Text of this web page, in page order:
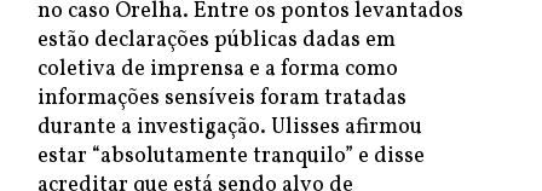
no caso Orelha. Entre os pontos levantados
estão declarações públicas dadas em
coletiva de imprensa e a forma como
informações sensíveis foram tratadas
durante a investigação. Ulisses afirmou
estar “absolutamente tranquilo” e disse